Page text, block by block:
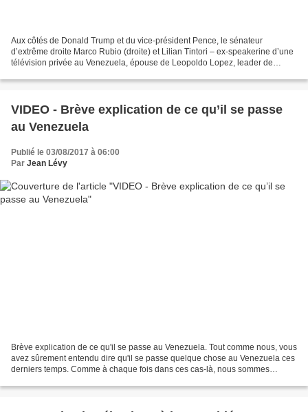
Aux côtés de Donald Trump et du vice-président Pence, le sénateur
d’extrême droite Marco Rubio (droite) et Lilian Tintori – ex-speakerine d’une
télévision privée au Venezuela, épouse de Leopoldo Lopez, leader de
VIDEO - Brève explication de ce qu’il se passe
au Venezuela
Publié le 03/08/2017 à 06:00
Par Jean Lévy
Brève explication de ce qu'il se passe au Venezuela. Tout comme nous, vous
avez sûrement entendu dire qu'il se passe quelque chose au Venezuela ces
derniers temps. Comme à chaque fois dans ces cas-là, nous sommes